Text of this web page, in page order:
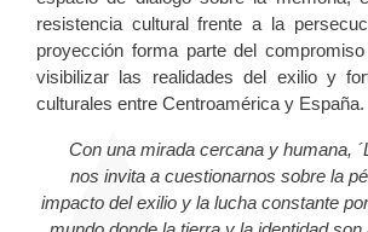
resistencia cultural frente a la
proyección forma parte del
visibilizar las realidades del exilio y
culturales entre Centroamérica y España.
Con una mirada cercana y humana,
nos invita a cuestionarnos sobre la
impacto del exilio y la lucha constante